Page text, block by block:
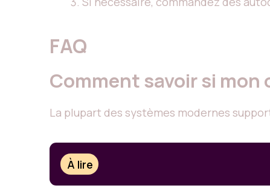
FAQ
Comment savoir si mon
La plupart des systèmes modernes
À lire